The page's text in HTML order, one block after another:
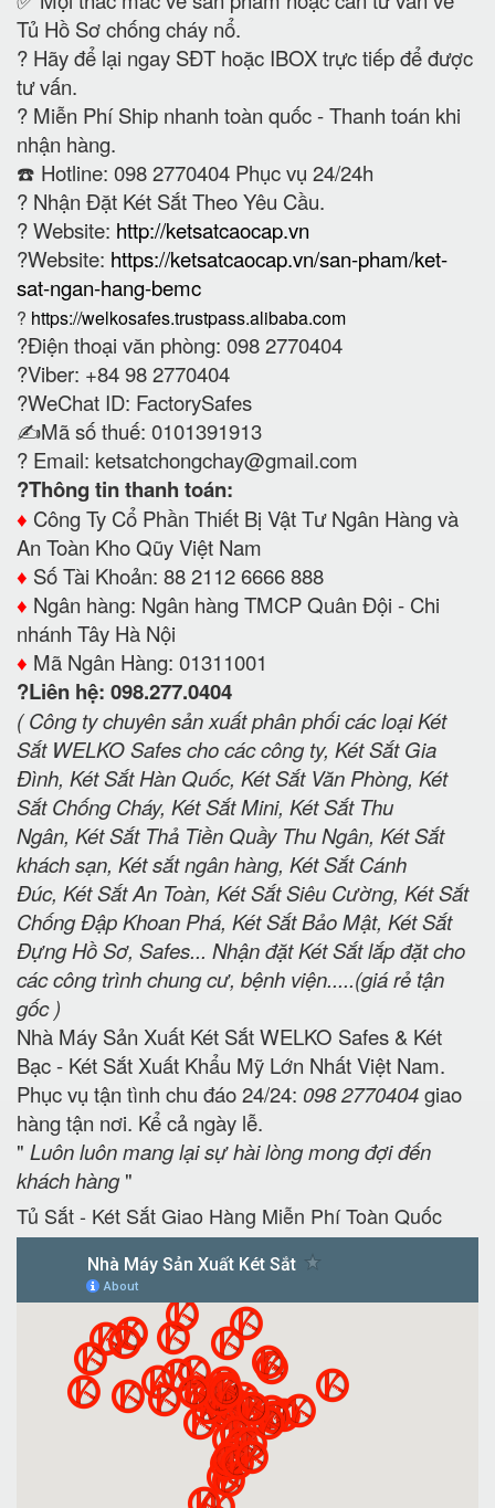
Tủ Hồ Sơ chống cháy nổ.
? Hãy để lại ngay SĐT hoặc IBOX trực tiếp để được
tư vấn.
? Miễn Phí Ship nhanh toàn quốc - Thanh toán khi
nhận hàng.
☎️ Hotline: 098 2770404 Phục vụ 24/24h
? Nhận Đặt Két Sắt Theo Yêu Cầu.
? Website: http://ketsatcaocap.vn
?Website: https://ketsatcaocap.vn/san-pham/ket-
sat-ngan-hang-bemc
? https://welkosafes.trustpass.alibaba.com
?Điện thoại văn phòng: 098 2770404
?Viber: +84 98 2770404
?WeChat ID: FactorySafes
✍️Mã số thuế: 0101391913
? Email: ketsatchongchay@gmail.com
?Thông tin thanh toán:
♦️ Công Ty Cổ Phần Thiết Bị Vật Tư Ngân Hàng và
An Toàn Kho Qũy Việt Nam
♦️ Số Tài Khoản: 88 2112 6666 888
♦️ Ngân hàng: Ngân hàng TMCP Quân Đội - Chi
nhánh Tây Hà Nội
♦️ Mã Ngân Hàng: 01311001
?Liên hệ: 098.277.0404
( Công ty chuyên sản xuất phân phối các loại Két
Sắt WELKO Safes cho các công ty, Két Sắt Gia
Đình, Két Sắt Hàn Quốc, Két Sắt Văn Phòng, Két
Sắt Chống Cháy, Két Sắt Mini, Két Sắt Thu
Ngân, Két Sắt Thả Tiền Quầy Thu Ngân, Két Sắt
khách sạn, Két sắt ngân hàng, Két Sắt Cánh
Đúc, Két Sắt An Toàn, Két Sắt Siêu Cường, Két Sắt
Chống Đập Khoan Phá, Két Sắt Bảo Mật, Két Sắt
Đựng Hồ Sơ, Safes... Nhận đặt Két Sắt lắp đặt cho
các công trình chung cư, bệnh viện.....(giá rẻ tận
gốc )
Nhà Máy Sản Xuất Két Sắt WELKO Safes & Két
Bạc - Két Sắt Xuất Khẩu Mỹ Lớn Nhất Việt Nam.
Phục vụ tận tình chu đáo 24/24: 098 2770404giao
hàng tận nơi. Kể cả ngày lễ.
" Luôn luôn mang lại sự hài lòng mong đợi đến
khách hàng"
Tủ Sắt - Két Sắt Giao Hàng Miễn Phí Toàn Quốc